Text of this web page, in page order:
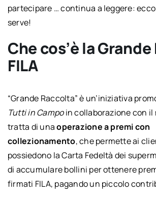
partecipare … continua a leggere:
serve!
Che cos’è la
FILA
“Grande Raccolta” è un’iniziativa
Tutti in Campoin collaborazione con il
tratta di unaoperazione a premi con
collezionamento, che permette ai
possiedono la Carta Fedeltà dei
di accumulare bollini per ottenere
firmati FILA, pagando un piccolo